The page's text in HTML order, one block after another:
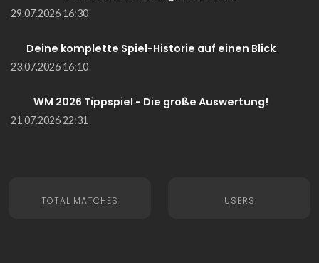
29.07.2026 16:30
Deine komplette Spiel-Historie auf einen Blick
23.07.2026 16:10
WM 2026 Tippspiel - Die große Auswertung!
21.07.2026 22:31
TOTAL MATCHES USERS